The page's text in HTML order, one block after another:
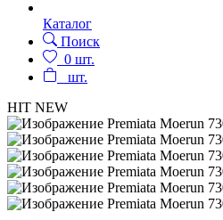
Каталог
Поиск
0 шт.
шт.
HIT NEW